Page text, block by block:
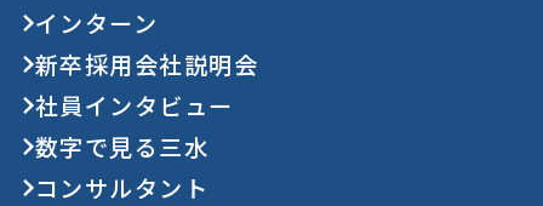
インターン
新卒採用会社説明会
社員インタビュー
数字で見る三水
コンサルタント